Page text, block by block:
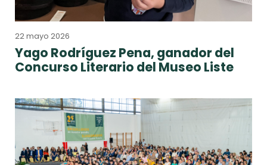
22 mayo 2026
Yago Rodríguez Pena, ganador del
Concurso Literario del Museo Liste